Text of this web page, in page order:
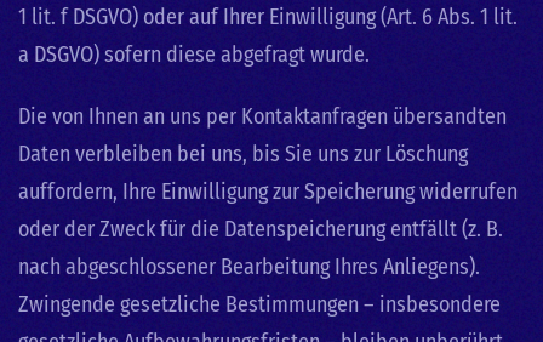
1 lit. f DSGVO) oder auf Ihrer Einwilligung (Art. 6 Abs. 1 lit.
a DSGVO) sofern diese abgefragt wurde.
Die von Ihnen an uns per Kontaktanfragen übersandten
Daten verbleiben bei uns, bis Sie uns zur Löschung
auffordern, Ihre Einwilligung zur Speicherung widerrufen
oder der Zweck für die Datenspeicherung entfällt (z. B.
nach abgeschlossener Bearbeitung Ihres Anliegens).
Zwingende gesetzliche Bestimmungen – insbesondere